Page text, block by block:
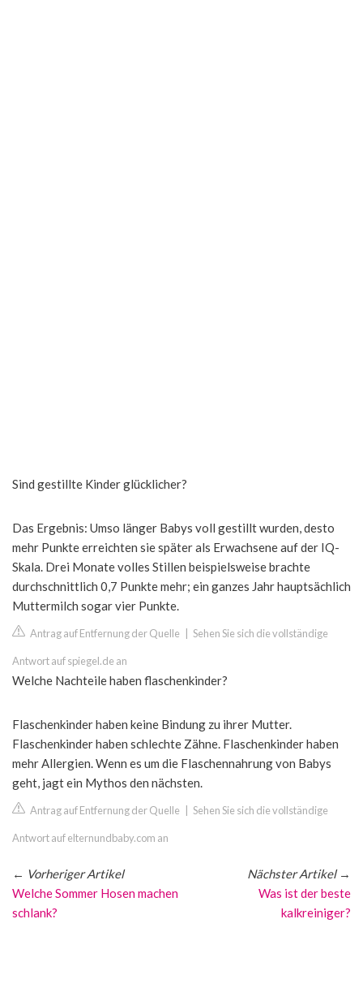
Sind gestillte Kinder glücklicher?
Das Ergebnis: Umso länger Babys voll gestillt wurden, desto
mehr Punkte erreichten sie später als Erwachsene auf der IQ-
Skala. Drei Monate volles Stillen beispielsweise brachte
durchschnittlich 0,7 Punkte mehr; ein ganzes Jahr hauptsächlich
Muttermilch sogar vier Punkte.
Antrag auf Entfernung der Quelle Sehen Sie sich die vollständige
Antwort auf spiegel.de an
Welche Nachteile haben flaschenkinder?
Flaschenkinder haben keine Bindung zu ihrer Mutter.
Flaschenkinder haben schlechte Zähne. Flaschenkinder haben
mehr Allergien. Wenn es um die Flaschennahrung von Babys
geht, jagt ein Mythos den nächsten.
Antrag auf Entfernung der Quelle Sehen Sie sich die vollständige
Antwort auf elternundbaby.com an
← Vorheriger Artikel
Welche Sommer Hosen machen
schlank?
Nächster Artikel→
Was ist der beste
kalkreiniger?